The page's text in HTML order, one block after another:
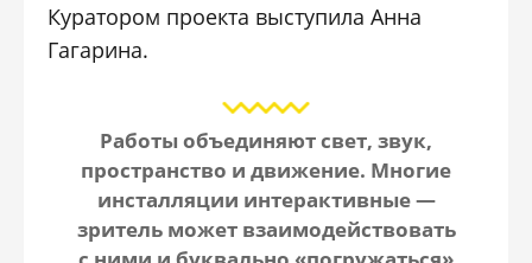
Куратором проекта выступилаАнна
Гагарина.
Работы объединяют свет, звук,
пространство и движение. Многие
инсталляции интерактивные —
зритель может взаимодействовать